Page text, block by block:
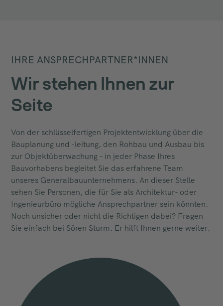
IHRE ANSPRECHPARTNER*INNEN
Wir stehen Ihnen zur
Seite
Von der schlüsselfertigen Projektentwicklung über die
Bauplanung und -leitung, den Rohbau und Ausbau bis
zur Objektüberwachung – in jeder Phase Ihres
Bauvorhabens begleitet Sie das erfahrene Team
unseres Generalbauunternehmens. An dieser Stelle
sehen Sie Personen, die für Sie als Architektur- oder
Ingenieurbüro mögliche Ansprechpartner sein könnten.
Noch unsicher oder nicht die Richtigen dabei? Fragen
Sie einfach bei Sören Sturm. Er hilft Ihnen gerne weiter.